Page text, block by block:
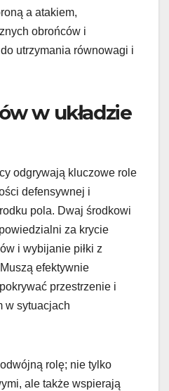
a atakiem,
obrońców i
utrzymania równowagi i
w układzie
odgrywają kluczowe role
defensywnej i
pola. Dwaj środkowi
za krycie
i wybijanie piłki z
efektywnie
przestrzenie i
w sytuacjach
rolę; nie tylko
ale także wspierają